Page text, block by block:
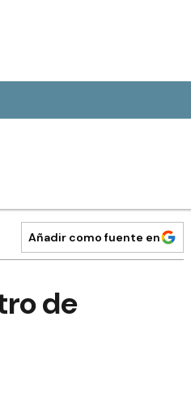
Añadir como fuente en
de